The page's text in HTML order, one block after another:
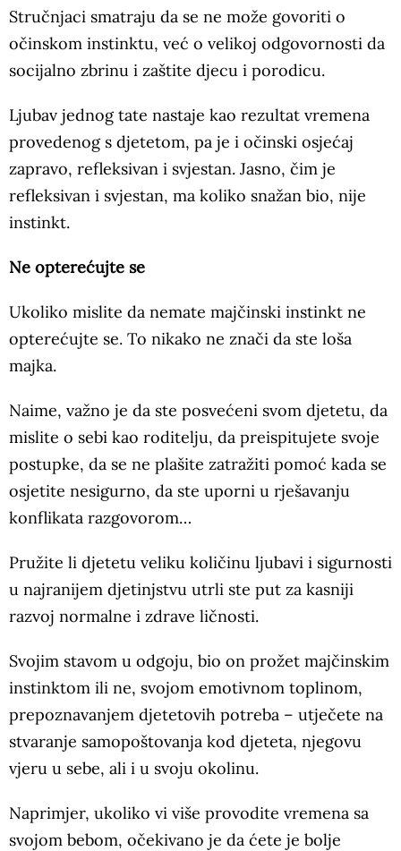
Stručnjaci smatraju da se ne može govoriti o
očinskom instinktu, već o velikoj odgovornosti da
socijalno zbrinu i zaštite djecu i porodicu.
Ljubav jednog tate nastaje kao rezultat vremena
provedenog s djetetom, pa je i očinski osjećaj
zapravo, refleksivan i svjestan. Jasno, čim je
refleksivan i svjestan, ma koliko snažan bio, nije
instinkt.
Ne opterećujte se
Ukoliko mislite da nemate majčinski instinkt ne
opterećujte se. To nikako ne znači da ste loša
majka.
Naime, važno je da ste posvećeni svom djetetu, da
mislite o sebi kao roditelju, da preispitujete svoje
postupke, da se ne plašite zatražiti pomoć kada se
osjetite nesigurno, da ste uporni u rješavanju
konflikata razgovorom…
Pružite li djetetu veliku količinu ljubavi i sigurnosti
u najranijem djetinjstvu utrli ste put za kasniji
razvoj normalne i zdrave ličnosti.
Svojim stavom u odgoju, bio on prožet majčinskim
instinktom ili ne, svojom emotivnom toplinom,
prepoznavanjem djetetovih potreba – utječete na
stvaranje samopoštovanja kod djeteta, njegovu
vjeru u sebe, ali i u svoju okolinu.
Naprimjer, ukoliko vi više provodite vremena sa
svojom bebom, očekivano je da ćete je bolje